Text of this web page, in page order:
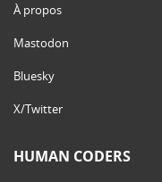
À propos
Mastodon
Bluesky
X/Twitter
HUMAN CODERS